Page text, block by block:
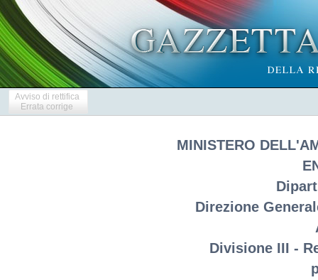
Avviso di rettifica
Errata corrige
MINISTERO
Direzione
Divisione III -